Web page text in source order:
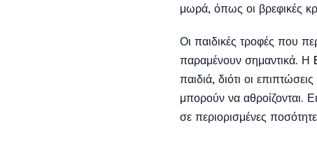
μωρά, όπως οι βρεφικές
Οι παιδικές τροφές που
παραμένουν σημαντικά. Η
παιδιά, διότι οι
μπορούν να αθροίζονται.
σε περιορισμένες